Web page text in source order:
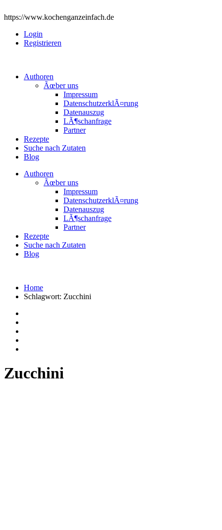
https://www.kochenganzeinfach.de
Login
Registrieren
Authoren
Ãœber uns
Impressum
DatenschutzerklÃ¤rung
Datenauszug
LÃ¶schanfrage
Partner
Rezepte
Suche nach Zutaten
Blog
Authoren
Ãœber uns
Impressum
DatenschutzerklÃ¤rung
Datenauszug
LÃ¶schanfrage
Partner
Rezepte
Suche nach Zutaten
Blog
Home
Schlagwort: Zucchini
Zucchini